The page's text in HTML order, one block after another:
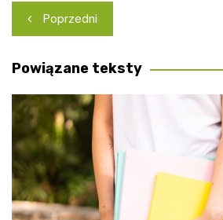
Nawigacja
wpisu
Poprzedni
Powiązane teksty